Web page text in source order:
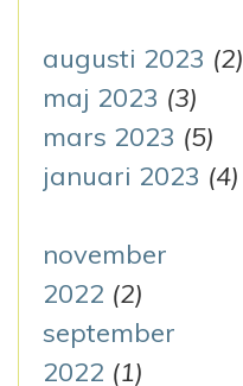
augusti 2023 (2)
maj 2023 (3)
mars 2023 (5)
januari 2023 (4)
november
2022 (2)
september
2022 (1)